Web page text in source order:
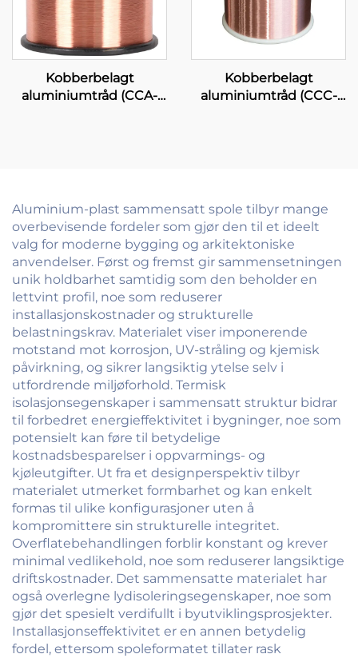
Kobberbelagt
aluminiumtråd (CCA-
Kobberbelagt
aluminiumtråd (CCC-
Aluminium-plast sammensatt spole tilbyr mange
overbevisende fordeler som gjør den til et ideelt
valg for moderne bygging og arkitektoniske
anvendelser. Først og fremst gir sammensetningen
unik holdbarhet samtidig som den beholder en
lettvint profil, noe som reduserer
installasjonskostnader og strukturelle
belastningskrav. Materialet viser imponerende
motstand mot korrosjon, UV-stråling og kjemisk
påvirkning, og sikrer langsiktig ytelse selv i
utfordrende miljøforhold. Termisk
isolasjonsegenskaper i sammensatt struktur bidrar
til forbedret energieffektivitet i bygninger, noe som
potensielt kan føre til betydelige
kostnadsbesparelser i oppvarmings- og
kjøleutgifter. Ut fra et designperspektiv tilbyr
materialet utmerket formbarhet og kan enkelt
formas til ulike konfigurasjoner uten å
kompromittere sin strukturelle integritet.
Overflatebehandlingen forblir konstant og krever
minimal vedlikehold, noe som reduserer langsiktige
driftskostnader. Det sammensatte materialet har
også overlegne lydisoleringsegenskaper, noe som
gjør det spesielt verdifullt i byutviklingsprosjekter.
Installasjonseffektivitet er en annen betydelig
fordel, ettersom spoleformatet tillater rask